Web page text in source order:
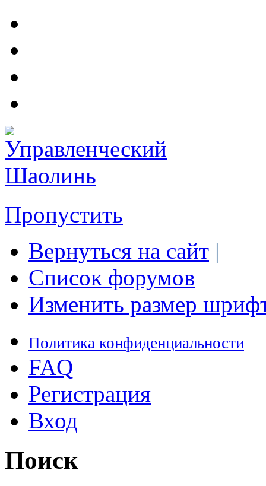
Пропустить
Вернуться на сайт |
Список форумов
Изменить размер
Политика конфиденциальности
FAQ
Регистрация
Вход
Поиск